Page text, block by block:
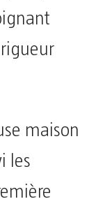
maison
les